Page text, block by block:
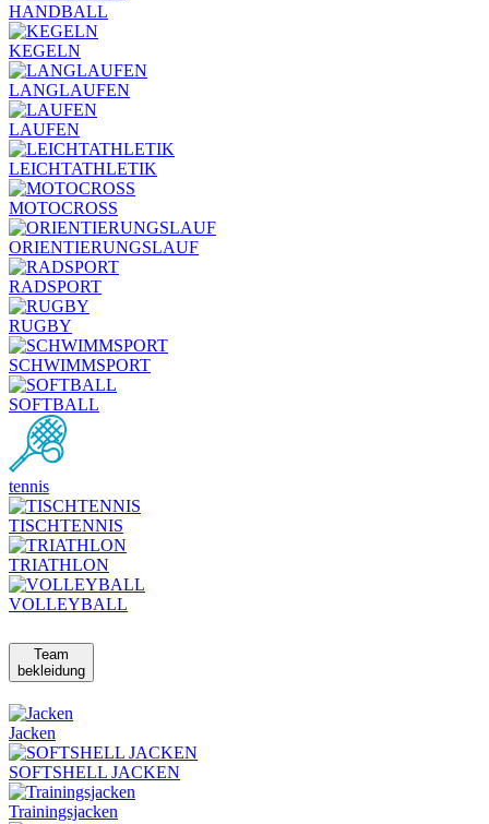
HANDBALL
KEGELN
LANGLAUFEN
LAUFEN
LEICHTATHLETIK
MOTOCROSS
ORIENTIERUNGSLAUF
RADSPORT
RUGBY
SCHWIMMSPORT
SOFTBALL
tennis
TISCHTENNIS
TRIATHLON
VOLLEYBALL
Team
bekleidung
Jacken
SOFTSHELL JACKEN
Trainingsjacken